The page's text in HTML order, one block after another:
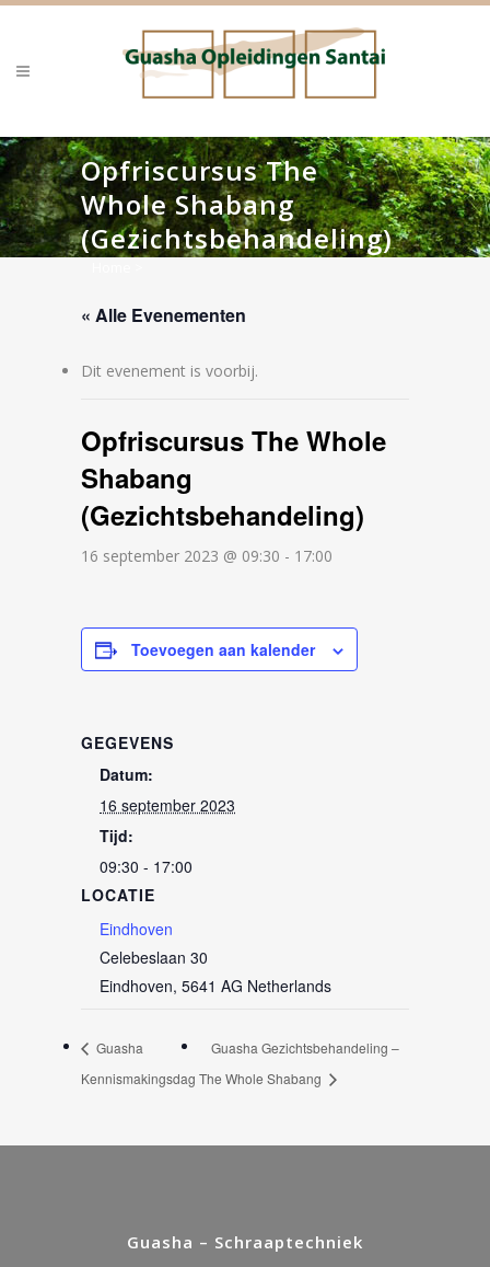
Opfriscursus The
Whole Shabang
(Gezichtsbehandeling)
« Alle Evenementen
Dit evenement is voorbij.
Opfriscursus The Whole
Shabang
(Gezichtsbehandeling)
16 september 2023 @ 09:30 - 17:00
Toevoegen aan kalender
GEGEVENS
Datum:
16 september 2023
Tijd:
09:30 - 17:00
LOCATIE
Eindhoven
Celebeslaan 30
Eindhoven, 5641 AG Netherlands
Guasha
Kennismakingsdag
Guasha Gezichtsbehandeling –
The Whole Shabang
Guasha – Schraaptechniek